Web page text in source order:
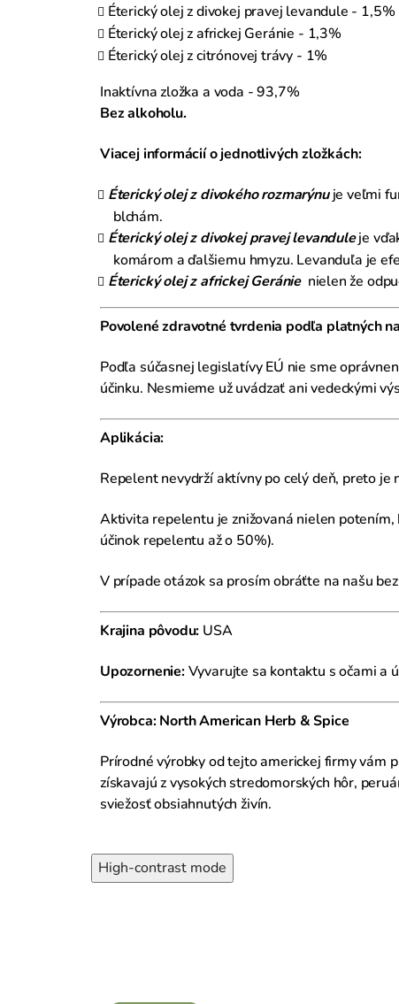
Éterický olej z divokej pravej levandule - 1,5%
Éterický olej z africkej Geránie - 1,3%
Éterický olej z citrónovej trávy - 1%
Inaktívna zložka a voda - 93,7%
Bez alkoholu.
Viacej informácií o jednotlivých zložkách:
Éterický olej z divokého rozmarýnuje veľmi
blchám.
Éterický olej z divokej pravej levanduleje
komárom a ďalšiemu hmyzu. Levanduľa je
Éterický olej z africkej Geránie nielen že
Povolené zdravotné tvrdenia podľa platných
Podľa súčasnej legislatívy EÚ nie sme
účinku. Nesmieme už uvádzať ani vedeckými
Aplikácia:
Repelent nevydrží aktívny po celý deň, preto
Aktivita repelentu je znižovaná nielen
účinok repelentu až o 50%).
V prípade otázok sa prosím obráťte na našu
Krajina pôvodu: USA
Upozornenie:Vyvarujte sa kontaktu s očami a
Výrobca: North American Herb & Spice
Prírodné výrobky od tejto americkej firmy vám
získavajú z vysokých stredomorských hôr,
sviežosť obsiahnutých živín.
High-contrast mode